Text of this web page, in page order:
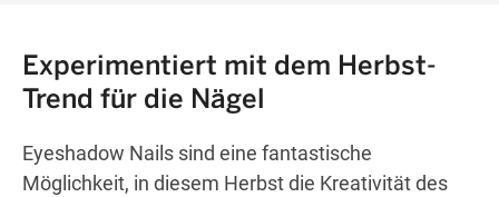
Experimentiert mit dem Herbst-
Trend für die Nägel
Eyeshadow Nails sind eine fantastische
Möglichkeit, in diesem Herbst die Kreativität des